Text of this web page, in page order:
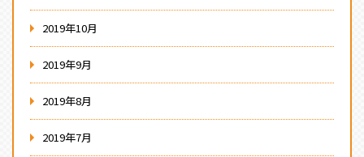
2019年10月
2019年9月
2019年8月
2019年7月